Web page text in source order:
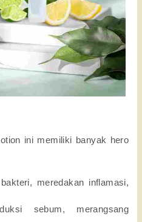
ini memiliki banyak hero
meredakan inflamasi,
sebum, merangsang